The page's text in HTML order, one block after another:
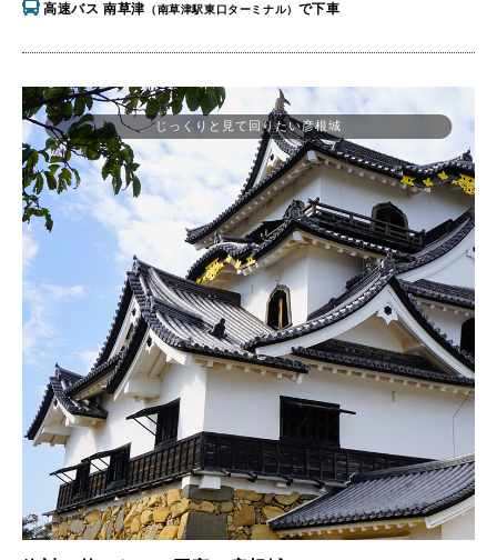
高速バス 南草津 （南草津駅東口ターミナル） で下車
じっくりと見て回りたい彦根城